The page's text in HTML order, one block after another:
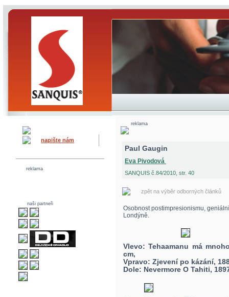
napište nám
reklama
naši partneři
reklama
Paul Gaugin
Eva Pivodová
SANQUIS č.84/2010, str. 40
zpět na výběr odborných článků
Osobnost postimpresionismu,
Londýně.
Vlevo: Tehaamanu má
cm,
Vpravo: Zjevení po kázání,
Dole: Nevermore O Tahiti,